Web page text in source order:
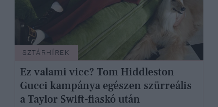
SZTÁRHÍREK
Ez valami vicc? Tom Hiddleston
Gucci kampánya egészen szürreális
a Taylor Swift-fiaskó után